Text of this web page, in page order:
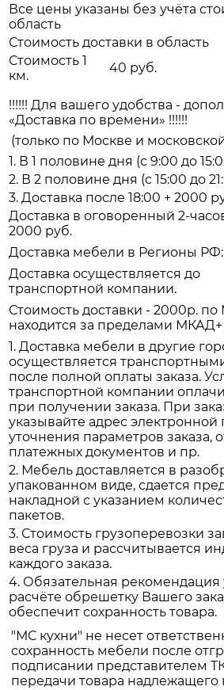
Все цены указаны без учёта
область
Стоимость доставки в область
Стоимость 1
км.
40 руб.
!!!!!! Для вашего удобства -
«Доставка по времени» !!!!!!
(только по Москве и
1. В 1 половине дня (с 9:00 до
2. В 2 половине дня (с 15:00 до
3. Доставка после 18:00 + 2000
Доставка в оговоренный 2-
2000 руб.
Доставка мебели в Регионы РФ:
Доставка осуществляется до
транспортной компании.
Стоимость доставки - 2000р. по
находится за пределами МКАД+
1. Доставка мебели в другие
осуществляется
после полной оплаты заказа.
транспортной компании
при получении заказа. При
указывайте адрес электронной
уточнения параметров заказа,
платежных документов и пр.
2. Мебель доставляется в
упакованном виде, сдается
накладной с указанием
пакетов.
3. Стоимость грузоперевозки
веса груза и рассчитывается
каждого заказа.
4. Обязательная рекомендация
расчёте обрешетку Вашего
обеспечит сохранность товара.
"МС кухни" не несет
сохранность мебели после
подписании представителем
передачи товара надлежащего